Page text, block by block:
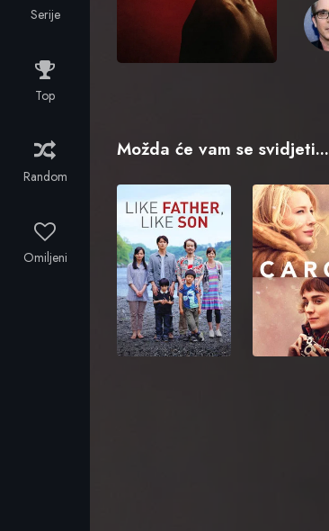
Serije
Top
Random
Omiljeni
Možda će vam se svidjeti...